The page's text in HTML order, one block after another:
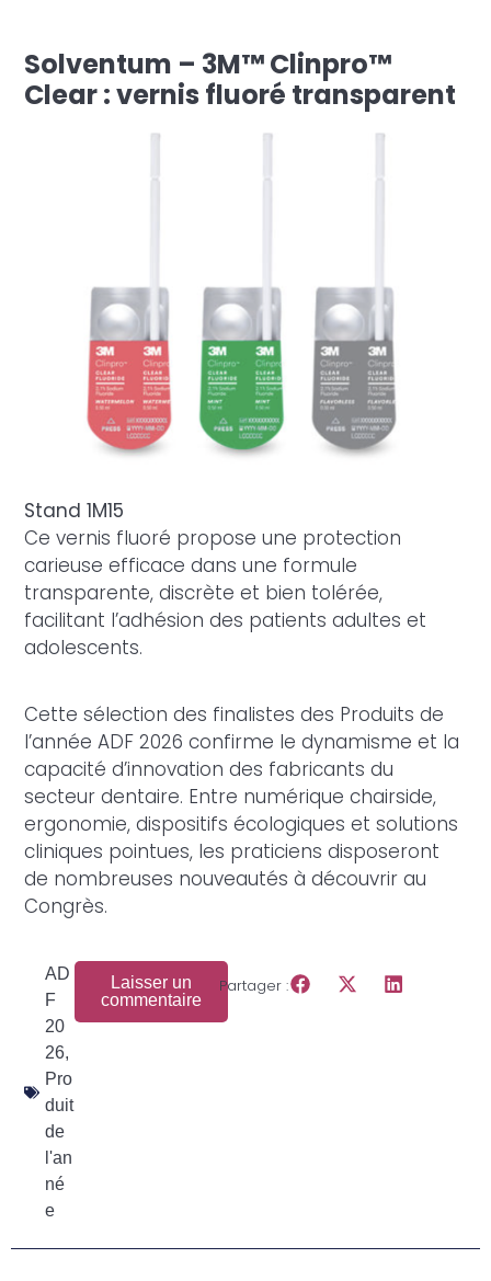
Solventum – 3M™ Clinpro™
Clear : vernis fluoré transparent
Stand 1M15
Ce vernis fluoré propose une protection
carieuse efficace dans une formule
transparente, discrète et bien tolérée,
facilitant l’adhésion des patients adultes et
adolescents.
Cette sélection des finalistes des Produits de
l’année ADF 2026 confirme le dynamisme et la
capacité d’innovation des fabricants du
secteur dentaire. Entre numérique chairside,
ergonomie, dispositifs écologiques et solutions
cliniques pointues, les praticiens disposeront
de nombreuses nouveautés à découvrir au
Congrès.
AD
F
20
26,
Pro
duit
de
l'an
né
e
Laisser un
commentaire
Partager :